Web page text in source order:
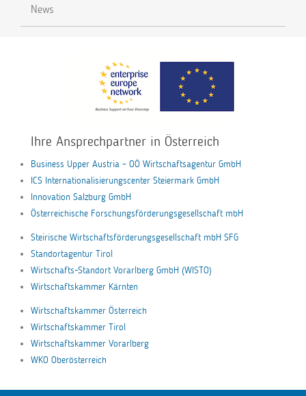
News
Ihre Ansprechpartner in Österreich
Business Upper Austria – OÖ Wirtschaftsagentur GmbH
ICS Internationalisierungscenter Steiermark GmbH
Innovation Salzburg GmbH
Österreichische Forschungsförderungsgesellschaft mbH
Steirische Wirtschaftsförderungsgesellschaft mbH SFG
Standortagentur Tirol
Wirtschafts-Standort Vorarlberg GmbH (WISTO)
Wirtschaftskammer Kärnten
Wirtschaftskammer Österreich
Wirtschaftskammer Tirol
Wirtschaftskammer Vorarlberg
WKO Oberösterreich